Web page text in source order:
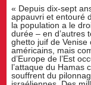
« Depuis dix-sept
appauvri et entouré
la population a le
durée – en d’autres
ghetto juif de
américains, mais
d’Europe de l’Est
l’attaque du Hamas
souffrent du